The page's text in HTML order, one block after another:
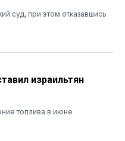
суд, при этом отказавшись
израильтян
топлива в июне